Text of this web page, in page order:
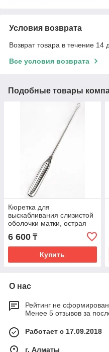
Условия возврата
Возврат товара в течение 14
Все условия возврата
Подобные товары
Кюретка для
выскабливания слизистой
оболочки матки, острая
№1, 260мм *, (33-5091R)
6 600 ₸
Купить
О нас
Рейтинг не сформирован
Менее 5 отзывов за
Работает с 17.09.2018
г. Алматы